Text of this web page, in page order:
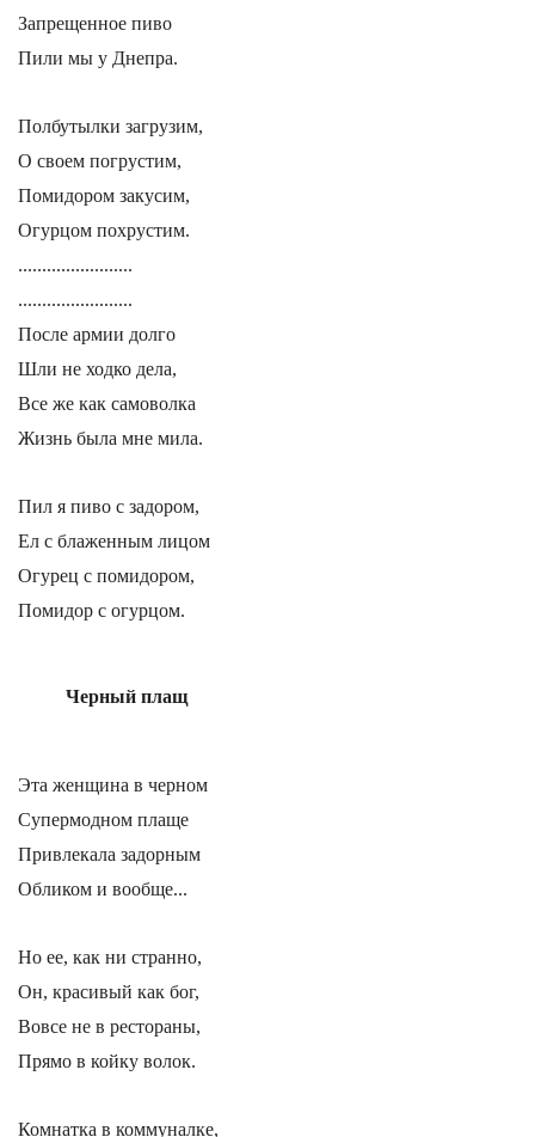
Запрещенное пиво
Пили мы у Днепра.
Полбутылки загрузим,
О своем погрустим,
Помидором закусим,
Огурцом похрустим.
........................
........................
После армии долго
Шли не ходко дела,
Все же как самоволка
Жизнь была мне мила.
Пил я пиво с задором,
Ел с блаженным лицом
Огурец с помидором,
Помидор с огурцом.
Черный плащ
Эта женщина в черном
Супермодном плаще
Привлекала задорным
Обликом и вообще...
Но ее, как ни странно,
Он, красивый как бог,
Вовсе не в рестораны,
Прямо в койку волок.
Комнатка в коммуналке,